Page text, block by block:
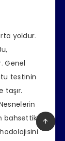
yoldur.
Genel
testinin
taşır.
bahsettik,